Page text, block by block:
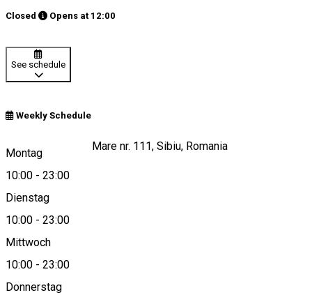
Closed Opens at 12:00
See schedule
Weekly Schedule
Montag
10:00 - 23:00
Dienstag
10:00 - 23:00
Mittwoch
10:00 - 23:00
Donnerstag
Strada Stefan cel Mare nr. 111, Sibiu, Romania
View on map